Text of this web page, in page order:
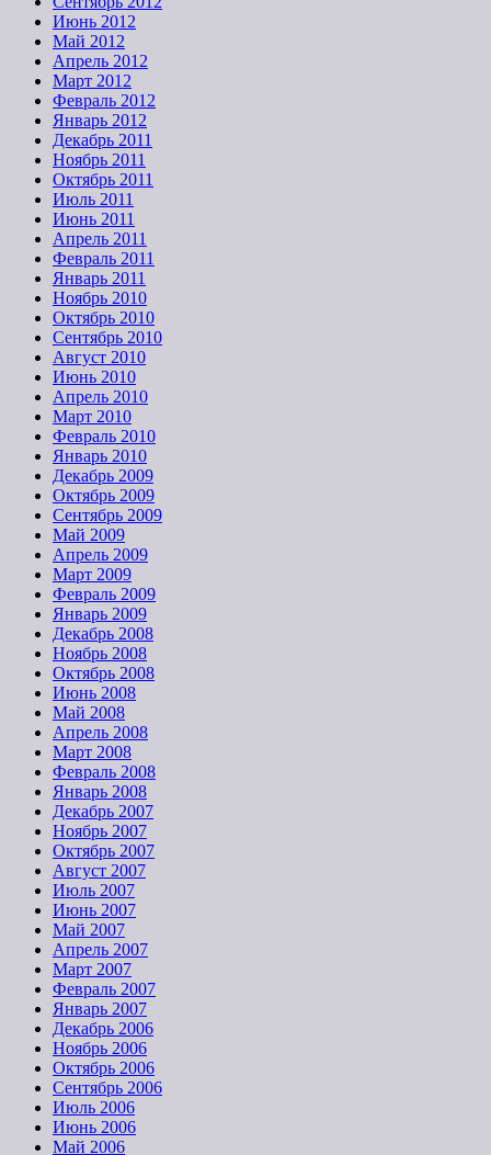
Июнь 2012
Май 2012
Апрель 2012
Март 2012
Февраль 2012
Январь 2012
Декабрь 2011
Ноябрь 2011
Октябрь 2011
Июль 2011
Июнь 2011
Апрель 2011
Февраль 2011
Январь 2011
Ноябрь 2010
Октябрь 2010
Сентябрь 2010
Август 2010
Июнь 2010
Апрель 2010
Март 2010
Февраль 2010
Январь 2010
Декабрь 2009
Октябрь 2009
Сентябрь 2009
Май 2009
Апрель 2009
Март 2009
Февраль 2009
Январь 2009
Декабрь 2008
Ноябрь 2008
Октябрь 2008
Июнь 2008
Май 2008
Апрель 2008
Март 2008
Февраль 2008
Январь 2008
Декабрь 2007
Ноябрь 2007
Октябрь 2007
Август 2007
Июль 2007
Июнь 2007
Май 2007
Апрель 2007
Март 2007
Февраль 2007
Январь 2007
Декабрь 2006
Ноябрь 2006
Октябрь 2006
Сентябрь 2006
Июль 2006
Июнь 2006
Май 2006